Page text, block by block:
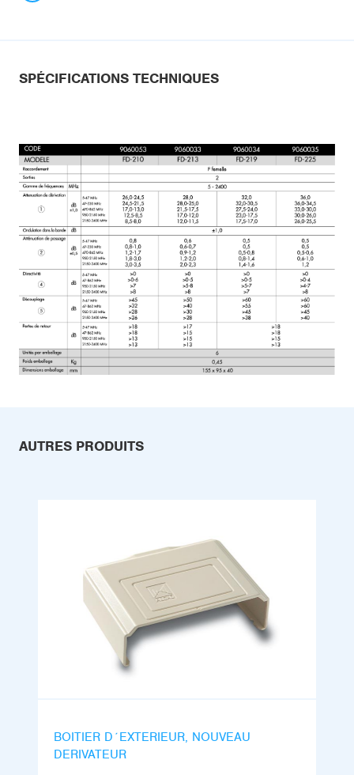
SPÉCIFICATIONS TECHNIQUES
AUTRES PRODUITS
BOITIER D´EXTERIEUR, NOUVEAU
DERIVATEUR